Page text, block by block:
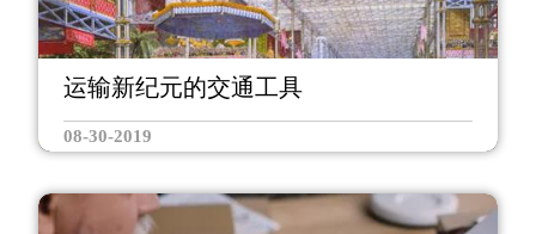
运输新纪元的交通工具
08-30-2019